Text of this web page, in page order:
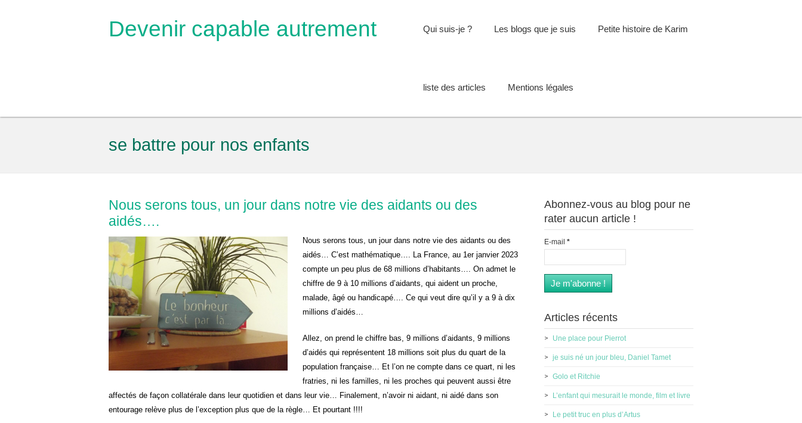
Devenir capable autrement Qui suis-je ? Les blogs que je suis Petite histoire de Karim
liste des articles Mentions légales
se battre pour nos enfants
Nous serons tous, un jour dans notre vie des aidants ou des
aidés….
Nous serons tous, un jour dans notre vie des aidants ou des
aidés… C’est mathématique…. La France, au 1er janvier 2023
compte un peu plus de 68 millions d’habitants…. On admet le
chiffre de 9 à 10 millions d’aidants, qui aident un proche,
malade, âgé ou handicapé…. Ce qui veut dire qu’il y a 9 à dix
millions d’aidés…
Allez, on prend le chiffre bas, 9 millions d’aidants, 9 millions
d’aidés qui représentent 18 millions soit plus du quart de la
population française… Et l’on ne compte dans ce quart, ni les
fratries, ni les familles, ni les proches qui peuvent aussi être
affectés de façon collatérale dans leur quotidien et dans leur vie… Finalement, n’avoir ni aidant, ni aidé dans son
entourage relève plus de l’exception plus que de la règle… Et pourtant !!!!
Abonnez-vous au blog pour ne
rater aucun article !
E-mail *
Articles récents
Une place pour Pierrot
je suis né un jour bleu, Daniel Tamet
Golo et Ritchie
L’enfant qui mesurait le monde, film et livre
Le petit truc en plus d’Artus